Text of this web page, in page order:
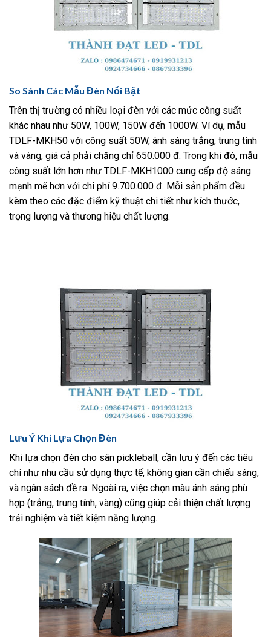
So Sánh Các Mẫu Đèn Nổi Bật
Trên thị trường có nhiều loại đèn với các mức công suất
khác nhau như 50W, 100W, 150W đến 1000W. Ví dụ, mẫu
TDLF-MKH50 với công suất 50W, ánh sáng trắng, trung tính
và vàng, giá cả phải chăng chỉ 650.000 đ. Trong khi đó, mẫu
công suất lớn hơn như TDLF-MKH1000 cung cấp độ sáng
mạnh mẽ hơn với chi phí 9.700.000 đ. Mỗi sản phẩm đều
kèm theo các đặc điểm kỹ thuật chi tiết như kích thước,
trọng lượng và thương hiệu chất lượng.
Lưu Ý Khi Lựa Chọn Đèn
Khi lựa chọn đèn cho sân pickleball, cần lưu ý đến các tiêu
chí như nhu cầu sử dụng thực tế, không gian cần chiếu sáng,
và ngân sách đề ra. Ngoài ra, việc chọn màu ánh sáng phù
hợp (trắng, trung tính, vàng) cũng giúp cải thiện chất lượng
trải nghiệm và tiết kiệm năng lượng.